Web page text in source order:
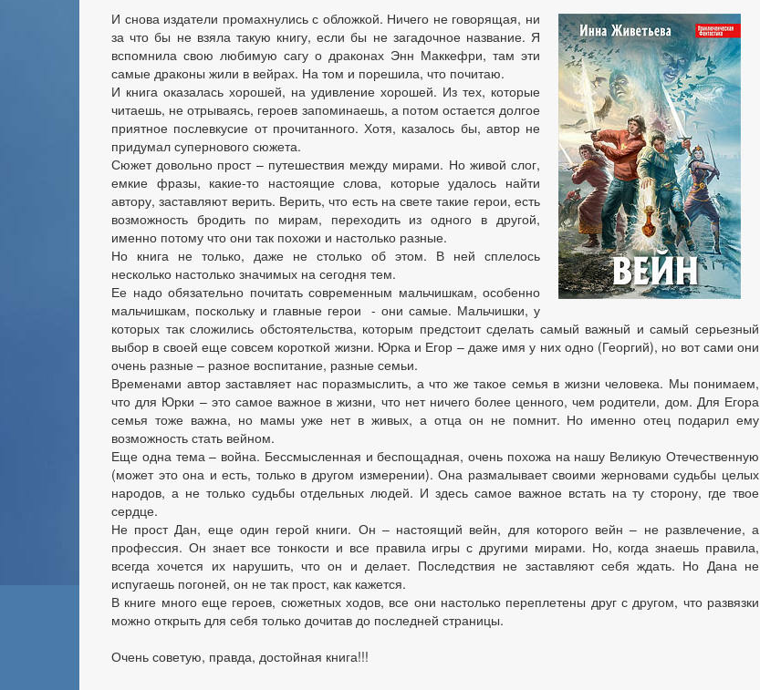
И снова издатели промахнулись с обложкой. Ничего не говорящая, ни
за что бы не взяла такую книгу, если бы не загадочное название. Я
вспомнила свою любимую сагу о драконах Энн Маккефри, там эти
самые драконы жили в вейрах. На том и порешила, что почитаю.
И книга оказалась хорошей, на удивление хорошей. Из тех, которые
читаешь, не отрываясь, героев запоминаешь, а потом остается долгое
приятное послевкусие от прочитанного. Хотя, казалось бы, автор не
придумал супернового сюжета.
Сюжет довольно прост – путешествия между мирами. Но живой слог,
емкие фразы, какие-то настоящие слова, которые удалось найти
автору, заставляют верить. Верить, что есть на свете такие герои, есть
возможность бродить по мирам, переходить из одного в другой,
именно потому что они так похожи и настолько разные.
Но книга не только, даже не столько об этом. В ней сплелось
несколько настолько значимых на сегодня тем.
Ее надо обязательно почитать современным мальчишкам, особенно
мальчишкам, поскольку и главные герои - они самые. Мальчишки, у
которых так сложились обстоятельства, которым предстоит сделать самый важный и самый серьезный
выбор в своей еще совсем короткой жизни. Юрка и Егор – даже имя у них одно (Георгий), но вот сами они
очень разные – разное воспитание, разные семьи.
Временами автор заставляет нас поразмыслить, а что же такое семья в жизни человека. Мы понимаем,
что для Юрки – это самое важное в жизни, что нет ничего более ценного, чем родители, дом. Для Егора
семья тоже важна, но мамы уже нет в живых, а отца он не помнит. Но именно отец подарил ему
возможность стать вейном.
Еще одна тема – война. Бессмысленная и беспощадная, очень похожа на нашу Великую Отечественную
(может это она и есть, только в другом измерении). Она размалывает своими жерновами судьбы целых
народов, а не только судьбы отдельных людей. И здесь самое важное встать на ту сторону, где твое
сердце.
Не прост Дан, еще один герой книги. Он – настоящий вейн, для которого вейн – не развлечение, а
профессия. Он знает все тонкости и все правила игры с другими мирами. Но, когда знаешь правила,
всегда хочется их нарушить, что он и делает. Последствия не заставляют себя ждать. Но Дана не
испугаешь погоней, он не так прост, как кажется.
В книге много еще героев, сюжетных ходов, все они настолько переплетены друг с другом, что развязки
можно открыть для себя только дочитав до последней страницы.
Очень советую, правда, достойная книга!!!